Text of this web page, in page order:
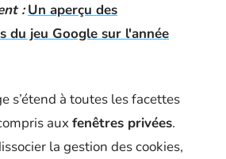
: Un aperçu des
du jeu Google sur l'année
s’étend à toutes les facettes
aux fenêtres privées.
la gestion des cookies,